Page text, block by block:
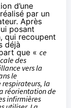
d’une
par un
Après
posant
qui recoupent
déjà
que « ce
des
vers la
le
la
réorientation de
infirmières